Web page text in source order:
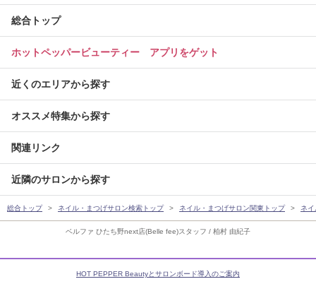
ベルファ ひたち野next店(Belle fee)スタッフ / 柏村 由紀子
総合トップ
ホットペッパービューティー アプリをゲット
近くのエリアから探す
オススメ特集から探す
関連リンク
近隣のサロンから探す
総合トップ ネイル・まつげサロン検索トップ ネイル・まつげサロン関東トップ ネ
HOT PEPPER Beautyとサロンボード導入のご案内